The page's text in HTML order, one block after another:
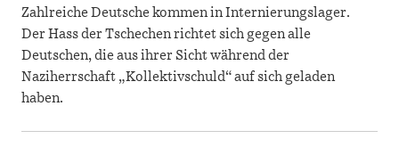
Zahlreiche Deutsche kommen in Internierungslager.
Der Hass der Tschechen richtet sich gegen alle
Deutschen, die aus ihrer Sicht während der
Naziherrschaft „Kollektivschuld“ auf sich geladen
haben.